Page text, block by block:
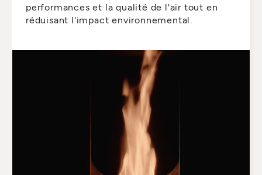
performances et la qualité de l'air tout en
réduisant l'impact environnemental.